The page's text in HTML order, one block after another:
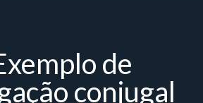
de
conjugal